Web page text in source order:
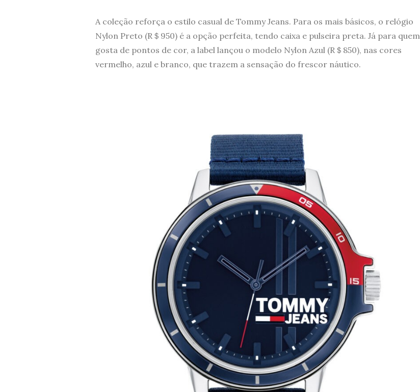
A coleção reforça o estilo casual de Tommy Jeans. Para os mais básicos, o relógio
Nylon Preto (R＄950) é a opção perfeita, tendo caixa e pulseira preta. Já para quem
gosta de pontos de cor, a label lançou o modelo Nylon Azul (R＄850), nas cores
vermelho, azul e branco, que trazem a sensação do frescor náutico.